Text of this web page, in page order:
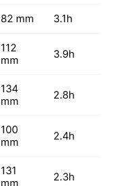
82 mm 3.1h
112
mm
3.9h
134
mm
2.8h
100
mm
2.4h
131
mm
2.3h